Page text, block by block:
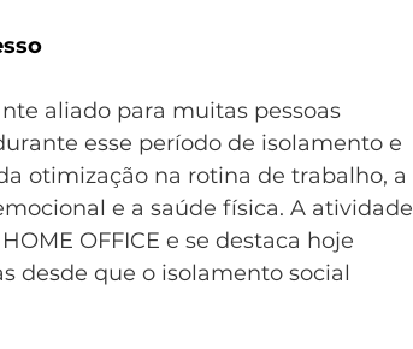
aliado para muitas pessoas
esse período de isolamento e
otimização na rotina de trabalho, a
e a saúde física. A atividade
OFFICE e se destaca hoje
desde que o isolamento social